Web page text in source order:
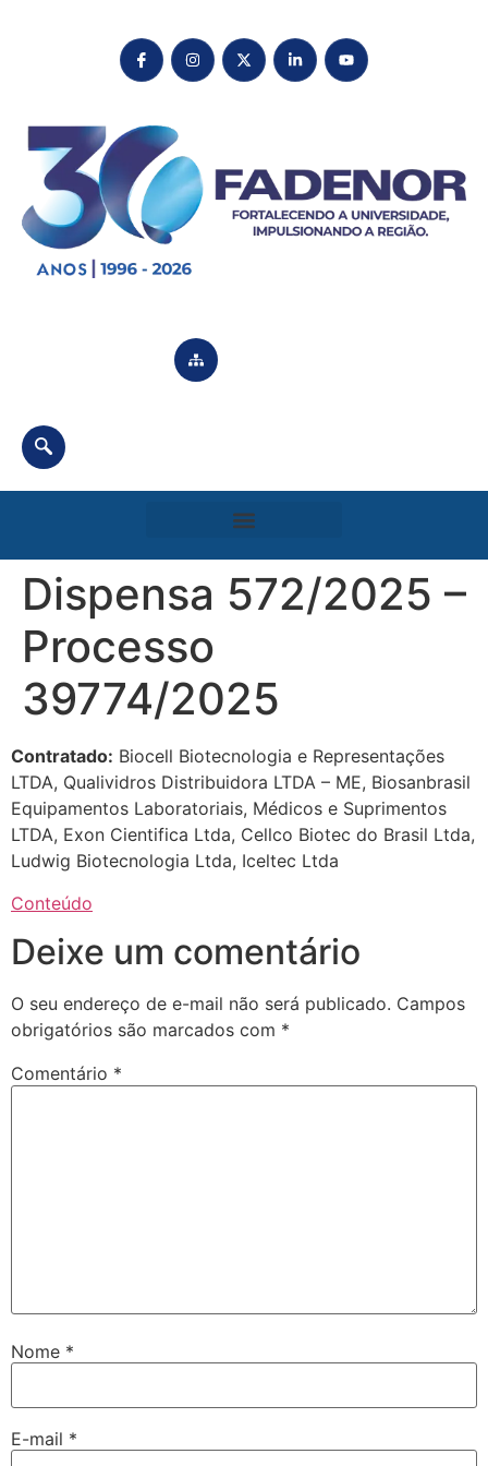
Dispensa 572/2025 –
Processo
39774/2025
Contratado: Biocell Biotecnologia e Representações
LTDA, Qualividros Distribuidora LTDA – ME, Biosanbrasil
Equipamentos Laboratoriais, Médicos e Suprimentos
LTDA, Exon Cientifica Ltda, Cellco Biotec do Brasil Ltda,
Ludwig Biotecnologia Ltda, Iceltec Ltda
Conteúdo
Deixe um comentário
O seu endereço de e-mail não será publicado. Campos
obrigatórios são marcados com *
Comentário *
Nome *
E-mail *